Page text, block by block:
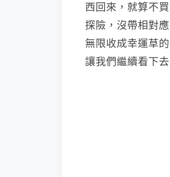
西回來，就算不
探險，沒帶相對
無限收成幸運草
讓我們繼續看下去